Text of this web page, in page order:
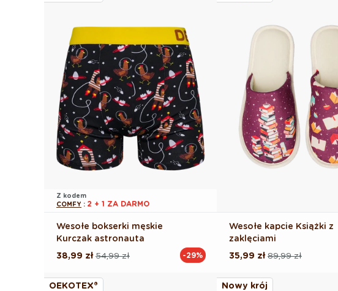
Z kodem
COMFY : 2 + 1 ZA DARMO
Wesołe bokserki męskie
Kurczak astronauta
Cena
54,99 zł
Cena
38,99 zł -29%
Wesołe kapcie Książki z
zaklęciami
Cena
89,99 zł
Cena
35,99 zł
OEKOTEX® Nowy krój